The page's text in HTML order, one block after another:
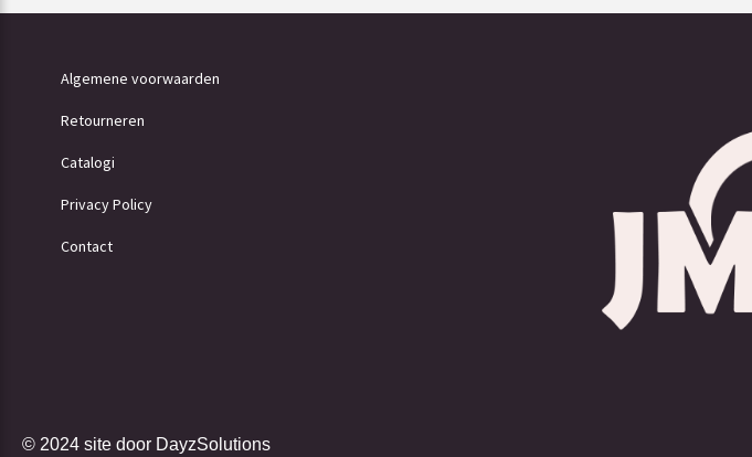
Algemene voorwaarden
Retourneren
Catalogi
Privacy Policy
Contact
© 2024 site door DayzSolutions